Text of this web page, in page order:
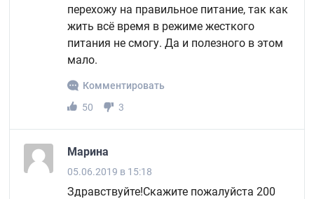
перехожу на правильное питание, так как
жить всё время в режиме жесткого
питания не смогу. Да и полезного в этом
мало.
Комментировать
50
3
Марина
05.06.2019 в 15:18
Здравствуйте!Скажите пожалуйста 200